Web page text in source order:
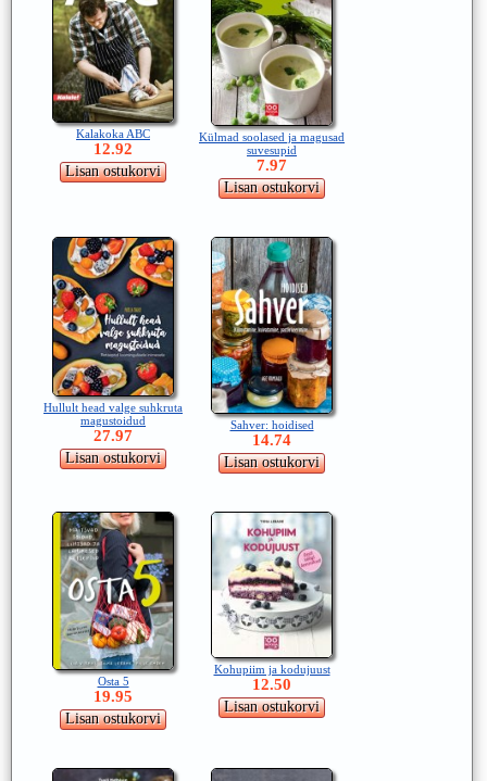
Kalakoka ABC
12.92
Külmad soolased ja magusad
suvesupid
7.97
Hullult head valge suhkruta
magustoidud
27.97
Sahver: hoidised
14.74
Osta 5
19.95
Kohupiim ja kodujuust
12.50